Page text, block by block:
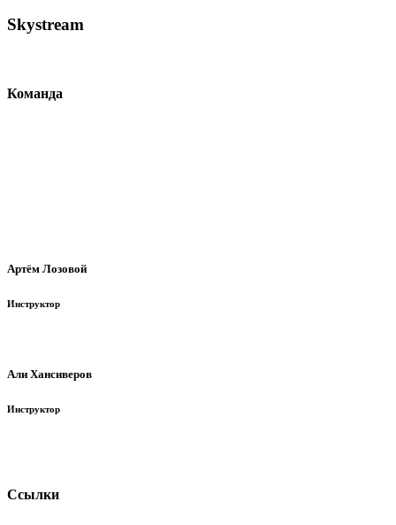
Skystream
Команда
Артём Лозовой
Инструктор
Али Хансиверов
Инструктор
Ссылки